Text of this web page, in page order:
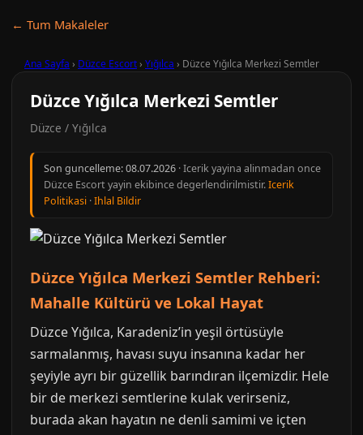
← Tum Makaleler
Ana Sayfa › Düzce Escort› Yığılca › Düzce Yığılca Merkezi Semtler
Düzce Yığılca Merkezi Semtler
Düzce / Yığılca
Son guncelleme:08.07.2026 · Icerik yayina alinmadan once
Düzce Escort yayin ekibince degerlendirilmistir.Icerik
Politikasi ·Ihlal Bildir
Düzce Yığılca Merkezi Semtler Rehberi:
Mahalle Kültürü ve Lokal Hayat
Düzce Yığılca, Karadeniz’in yeşil örtüsüyle
sarmalanmış, havası suyu insanına kadar her
şeyiyle ayrı bir güzellik barındıran ilçemizdir. Hele
bir de merkezi semtlerine kulak verirseniz,
burada akan hayatın ne denli samimi ve içten